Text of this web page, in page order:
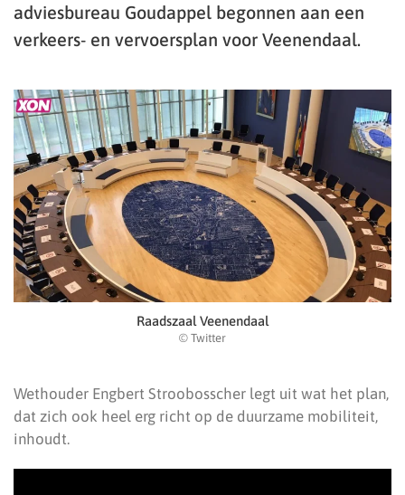
adviesbureau Goudappel begonnen aan een
verkeers- en vervoersplan voor Veenendaal.
Raadszaal Veenendaal
© Twitter
Wethouder Engbert Stroobosscher legt uit wat het plan,
dat zich ook heel erg richt op de duurzame mobiliteit,
inhoudt.